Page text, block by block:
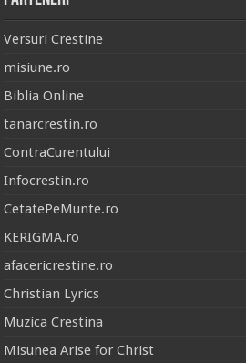
Versuri Crestine
misiune.ro
Biblia Online
tanarcrestin.ro
ContraCurentului
Infocrestin.ro
CetatePeMunte.ro
KERIGMA.ro
afacericrestine.ro
Christian Lyrics
Muzica Crestina
Misunea Arise for Christ